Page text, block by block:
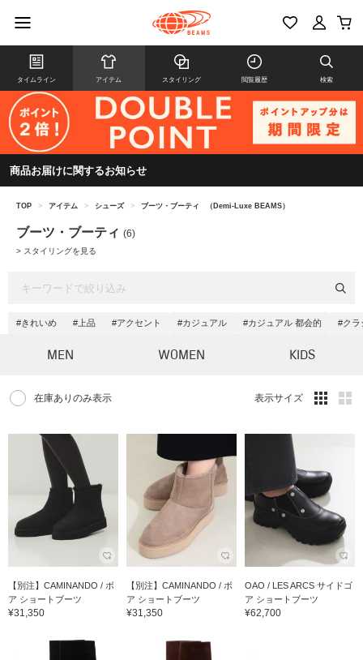
タイムライン アイテム スタイリング 閲覧履歴 検索
商品お届けに関するお知らせ
TOP > アイテム > シューズ > ブーツ・ブーティ （Demi-Luxe BEAMS）
ブーツ・ブーティ (6)
> スタイリングを見る
#きれいめ #上品 #アクセント #カジュアル #カジュアル 都会的 #クラ
MEN WOMEN KIDS
在庫ありのみ表示 表示サイズ
【別注】CAMINANDO / ボ
ア ショートブーツ
¥31,350
【別注】CAMINANDO / ボ
ア ショートブーツ
¥31,350
OAO / LES ARCS サイドゴ
ア ショートブーツ
¥62,700